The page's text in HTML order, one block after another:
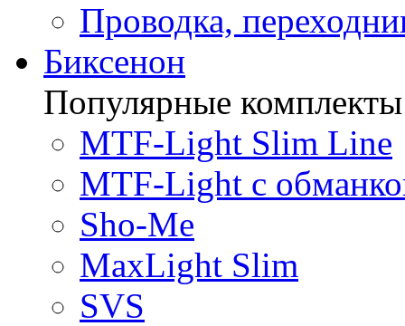
Проводка,
Биксенон
Популярные комплекты
MTF-Light Slim Line
MTF-Light с
Sho-Me
MaxLight Slim
SVS